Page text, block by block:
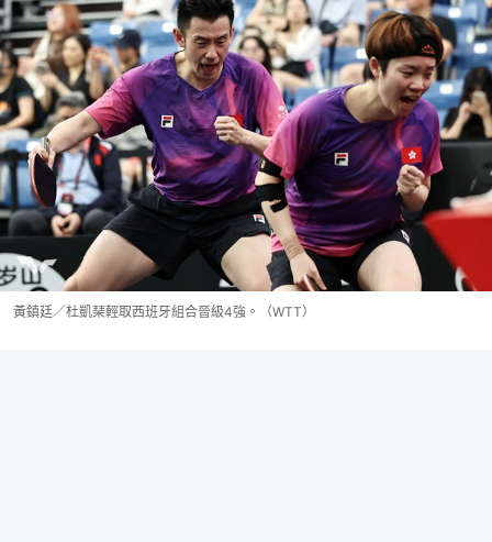
黃鎮廷／杜凱琹輕取西班牙組合晉級4強。（WTT）